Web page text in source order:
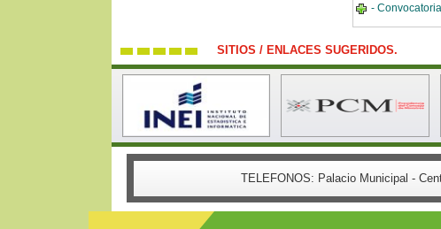
-
SITIOS / ENLACES SUGERIDOS.
TELEFONOS: Palacio Municipal -